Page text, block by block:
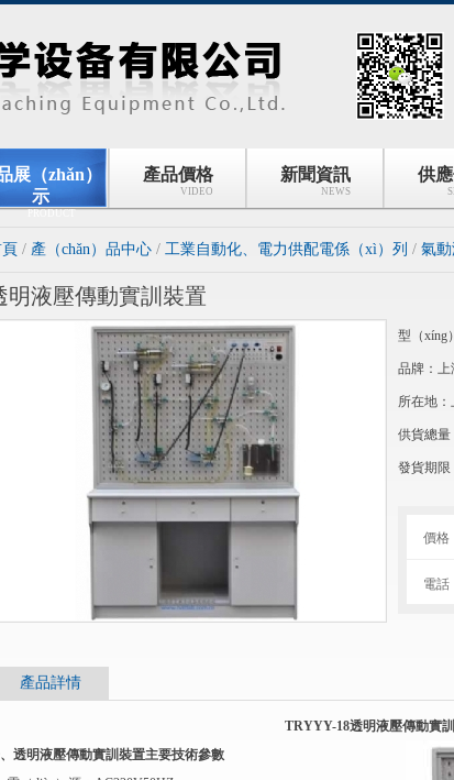
展（zhǎn）
示
PRODUCT
產品價格
VIDEO
新聞資訊
NEWS
供
/ 產（chǎn）品中心 / 工業自動化、電力供配電係（xì）列 / 氣
明液壓傳動實訓裝置
型（xíng
品牌：上
所在地：
供貨總量
發貨期限
價格
電話
產品詳情
TRYYY-18透明液壓傳動實
透明液壓傳動實訓裝置主要技術參數